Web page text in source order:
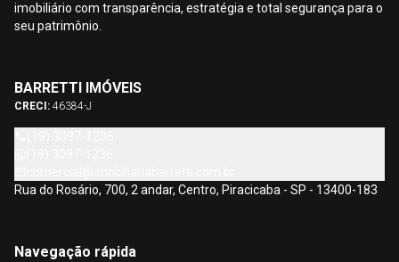
imobiliário com transparência, estratégia e total segurança para o
seu patrimônio.
BARRETTI IMÓVEIS
CRECI: 46384-J
Rua do Rosário, 700, 2 andar, Centro, Piracicaba - SP - 13400-183
Navegação rápida